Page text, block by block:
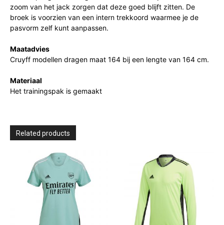
zoom van het jack zorgen dat deze goed blijft zitten. De
broek is voorzien van een intern trekkoord waarmee je de
pasvorm zelf kunt aanpassen.
Maatadvies
Cruyff modellen dragen maat 164 bij een lengte van 164 cm.
Materiaal
Het trainingspak is gemaakt
Related products